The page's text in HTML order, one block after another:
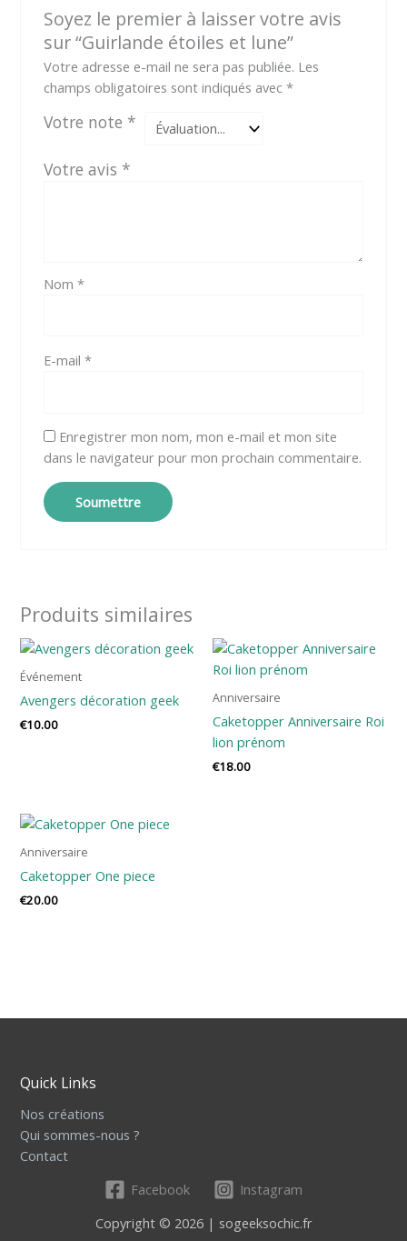
Soyez le premier à laisser votre avis
sur “Guirlande étoiles et lune”
Votre adresse e-mail ne sera pas publiée. Les
champs obligatoires sont indiqués avec *
Votre note *
Votre avis *
Nom *
E-mail *
Enregistrer mon nom, mon e-mail et mon site
dans le navigateur pour mon prochain commentaire.
Produits similaires
Événement
Avengers décoration geek
€10.00
Anniversaire
Caketopper Anniversaire Roi
lion prénom
€18.00
Anniversaire
Caketopper One piece
€20.00
Quick Links
Nos créations
Qui sommes-nous ?
Contact
Facebook
Instagram
Copyright © 2026 | sogeeksochic.fr